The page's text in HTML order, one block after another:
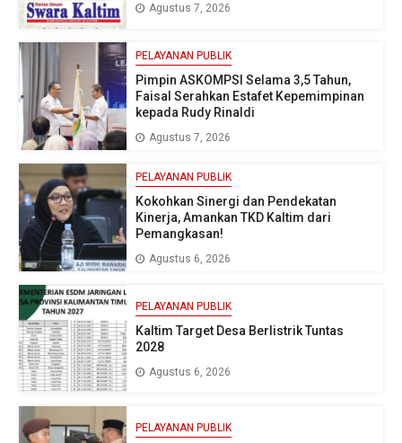
Agustus 7, 2026
PELAYANAN PUBLIK
Pimpin ASKOMPSI Selama 3,5 Tahun,
Faisal Serahkan Estafet Kepemimpinan
kepada Rudy Rinaldi
Agustus 7, 2026
PELAYANAN PUBLIK
Kokohkan Sinergi dan Pendekatan
Kinerja, Amankan TKD Kaltim dari
Pemangkasan!
Agustus 6, 2026
PELAYANAN PUBLIK
Kaltim Target Desa Berlistrik Tuntas
2028
Agustus 6, 2026
PELAYANAN PUBLIK